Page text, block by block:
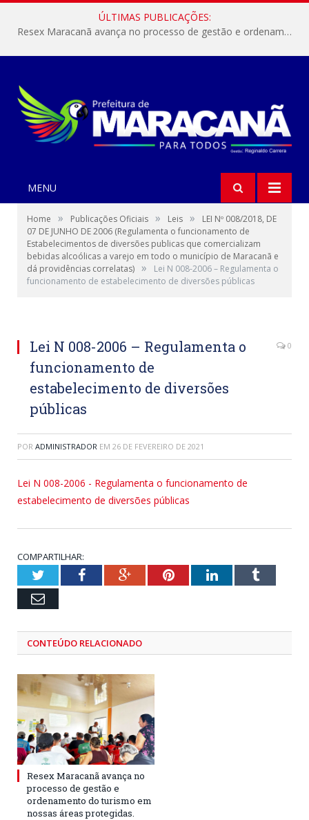
ÚLTIMAS PUBLICAÇÕES:
Resex Maracanã avança no processo de gestão e ordenamento do turismo em nossas áreas protegidas.
MENU
Home » Publicações Oficiais » Leis »
LEI Nº 008/2018, DE
07 DE JUNHO DE 2006 (Regulamenta o funcionamento de
Estabelecimentos de diversões publicas que comercializam
bebidas alcoólicas a varejo em todo o município de Maracanã e
dá providências correlatas) »
Lei N 008-2006 – Regulamenta o
funcionamento de estabelecimento de diversões públicas
Lei N 008-2006 – Regulamenta o
funcionamento de
estabelecimento de diversões
públicas
0
POR ADMINISTRADOR EM 26 DE FEVEREIRO DE 2021
Lei N 008-2006 - Regulamenta o funcionamento de
estabelecimento de diversões públicas
COMPARTILHAR:
TwitterFacebookGoogle+PinterestLinkedInTumblr
Email
CONTEÚDO RELACIONADO
Resex Maracanã avança no
processo de gestão e
ordenamento do turismo em
nossas áreas protegidas.